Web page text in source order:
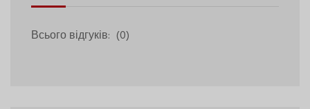
Всього відгуків: (0)